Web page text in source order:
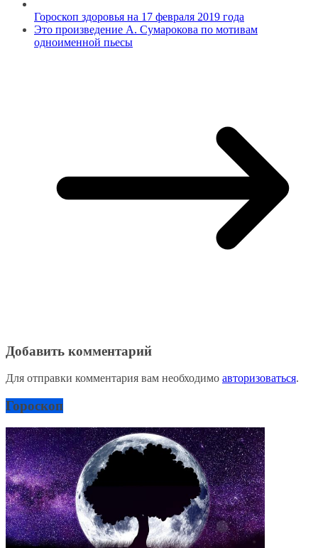
Гороскоп здоровья на 17 февраля 2019 года
Это произведение А. Сумарокова по мотивам
одноименной пьесы
Добавить комментарий
Для отправки комментария вам необходимо авторизоваться.
Гороскоп